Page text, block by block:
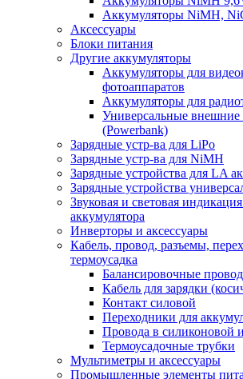
Аккумуляторы NiMH,
Аксессуары
Блоки питания
Другие аккумуляторы
Аккумуляторы для
фотоаппаратов
Аккумуляторы для
Универсальные внешние
(Powerbank)
Зарядные устр-ва для LiPo
Зарядные устр-ва для NiMH
Зарядные устройства для LA
Зарядные устройства
Звуковая и световая индикация
аккумулятора
Инверторы и аксессуары
Кабель, провод, разъемы,
термоусадка
Балансировочные
Кабель для зарядки
Контакт силовой
Переходники для
Провода в силиконовой
Термоусадочные трубки
Мультиметры и аксессуары
Промышленные элементы